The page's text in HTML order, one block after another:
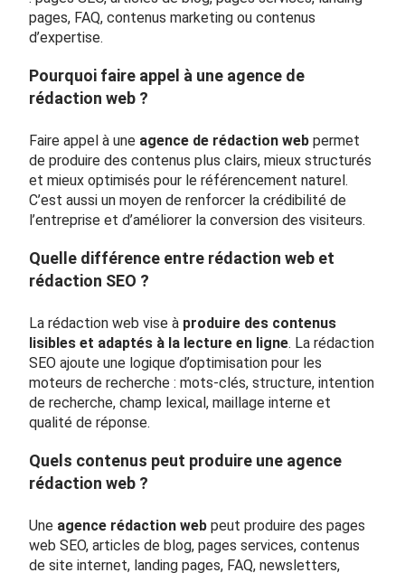
pages, FAQ, contenus marketing ou contenus
d’expertise.
Pourquoi faire appel à une agence de
rédaction web ?
Faire appel à une agence de rédaction web permet
de produire des contenus plus clairs, mieux structurés
et mieux optimisés pour le référencement naturel.
C’est aussi un moyen de renforcer la crédibilité de
l’entreprise et d’améliorer la conversion des visiteurs.
Quelle différence entre rédaction web et
rédaction SEO ?
La rédaction web vise à produire des contenus
lisibles et adaptés à la lecture en ligne. La rédaction
SEO ajoute une logique d’optimisation pour les
moteurs de recherche : mots-clés, structure, intention
de recherche, champ lexical, maillage interne et
qualité de réponse.
Quels contenus peut produire une agence
rédaction web ?
Une agence rédaction web peut produire des pages
web SEO, articles de blog, pages services, contenus
de site internet, landing pages, FAQ, newsletters,